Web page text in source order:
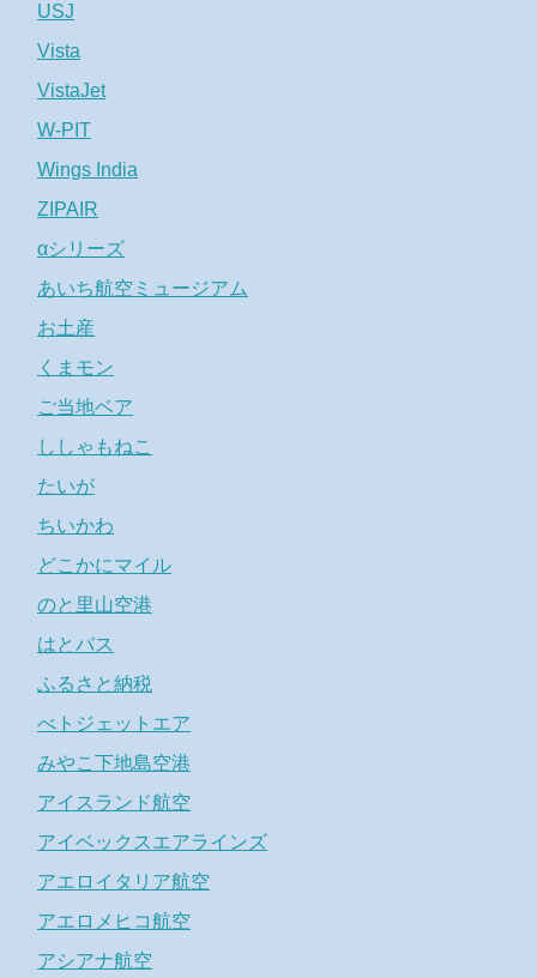
USJ
Vista
VistaJet
W-PIT
Wings India
ZIPAIR
αシリーズ
あいち航空ミュージアム
お土産
くまモン
ご当地ベア
ししゃもねこ
たいが
ちいかわ
どこかにマイル
のと里山空港
はとバス
ふるさと納税
べトジェットエア
みやこ下地島空港
アイスランド航空
アイベックスエアラインズ
アエロイタリア航空
アエロメヒコ航空
アシアナ航空